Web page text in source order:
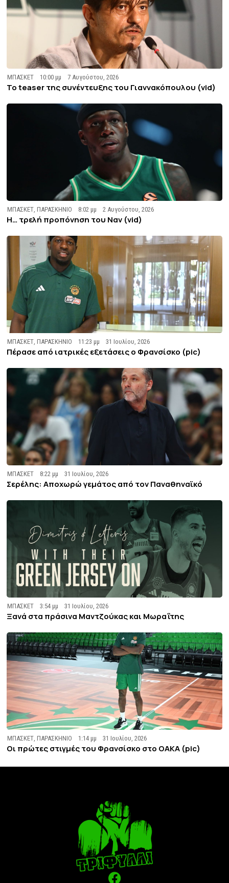
ΜΠΑΣΚΕΤ 10:00 μμ 7 Αυγούστου, 2026
To teaser της συνέντευξης του Γιαννακόπουλου (vid)
ΜΠΑΣΚΕΤ,ΠΑΡΑΣΚΗΝΙΟ 8:02 μμ 2 Αυγούστου, 2026
Η… τρελή προπόνηση του Ναν (vid)
ΜΠΑΣΚΕΤ,ΠΑΡΑΣΚΗΝΙΟ 11:23 μμ 31 Ιουλίου, 2026
Πέρασε από ιατρικές εξετάσεις ο Φρανσίσκο (pic)
ΜΠΑΣΚΕΤ 8:22 μμ 31 Ιουλίου, 2026
Σερέλης: Αποχωρώ γεμάτος από τον Παναθηναϊκό
ΜΠΑΣΚΕΤ 3:54 μμ 31 Ιουλίου, 2026
Ξανά στα πράσινα Μαντζούκας και Μωραΐτης
ΜΠΑΣΚΕΤ,ΠΑΡΑΣΚΗΝΙΟ 1:14 μμ 31 Ιουλίου, 2026
Οι πρώτες στιγμές του Φρανσίσκο στο ΟΑΚΑ (pic)